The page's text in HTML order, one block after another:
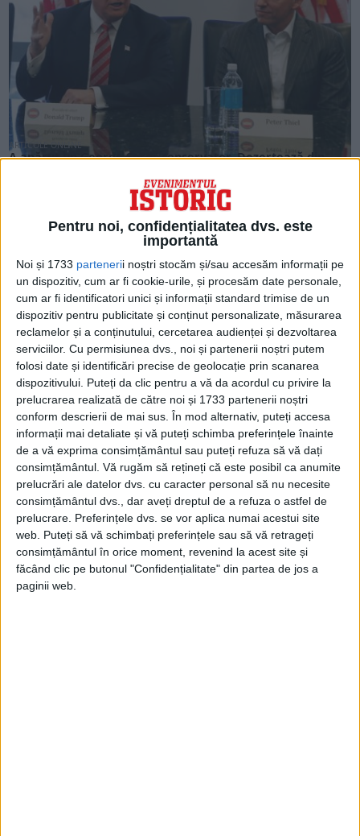
Pentru noi, confidențialitatea dvs. este
importantă
Noi și 1733 partenerii noștri stocăm și/sau accesăm informații pe
un dispozitiv, cum ar fi cookie-urile, și procesăm date personale,
cum ar fi identificatori unici și informații standard trimise de un
dispozitiv pentru publicitate și conținut personalizate, măsurarea
reclamelor și a conținutului, cercetarea audienței și dezvoltarea
serviciilor. Cu permisiunea dvs., noi și partenerii noștri putem
folosi date și identificări precise de geolocație prin scanarea
dispozitivului. Puteți da clic pentru a vă da acordul cu privire la
prelucrarea realizată de către noi și 1733 partenerii noștri
conform descrierii de mai sus. În mod alternativ, puteți accesa
informații mai detaliate și vă puteți schimba preferințele înainte
de a vă exprima consimțământul sau puteți refuza să vă dați
consimțământul. Vă rugăm să rețineți că este posibil ca anumite
prelucrări ale datelor dvs. cu caracter personal să nu necesite
consimțământul dvs., dar aveți dreptul de a refuza o astfel de
prelucrare. Preferințele dvs. se vor aplica numai acestui site
web. Puteți să vă schimbați preferințele sau să vă retrageți
consimțământul în orice moment, revenind la acest site și
făcând clic pe butonul "Confidențialitate" din partea de jos a
paginii web.
ARTICOLE ONLINE
A apărut un George Soros conservator. Dezertează din
Miliardarul și fondatorul Paypal, Peter Thiel, a decis să
părăsească consiliul de administrație al Meta Platforms...
ARTICOLE ONLINE
Plan diabolic pentru a scăpa de Biden de la Casa Albă! Luna
noiembrie e decisivă
Sondajele de opinie care îi arată pe Joe Biden și pe democrați
într-o mare încurcătură par...